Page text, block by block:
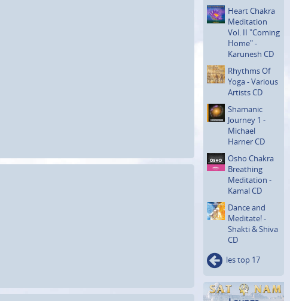
Heart Chakra
Meditation
Vol. II "Coming
Home" -
Karunesh CD
Rhythms Of
Yoga - Various
Artists CD
Shamanic
Journey 1 -
Michael
Harner CD
Osho Chakra
Breathing
Meditation -
Kamal CD
Dance and
Meditate! -
Shakti & Shiva
CD
les top 17